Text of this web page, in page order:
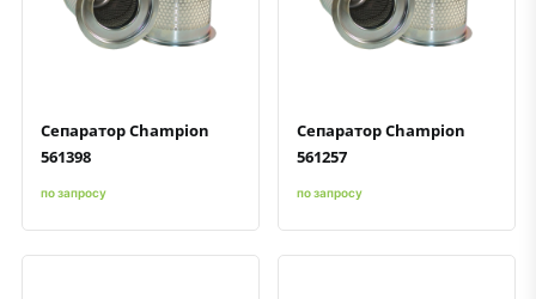
Быстрый просмотрДобавить к сравнению
Добавить в избранное
Сепаратор Champion
561398
по запросу
Быстрый просмотрДобавить к сравнению
Добавить в избранное
Сепаратор Champion
561257
по запросу